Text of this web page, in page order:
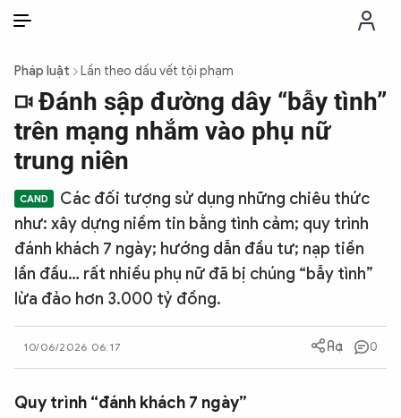
THỜI SỰ
CHỐNG DIỄN BIẾN HÒA BÌNH
CÔNG AN TRONG LÒNG DÂN
XÃ HỘI
CÔNG NGHỆ
Pháp luật Lần theo dấu vết tội phạm
Đánh sập đường dây “bẫy tình”
trên mạng nhắm vào phụ nữ
trung niên
Các đối tượng sử dụng những chiêu thức
như: xây dựng niềm tin bằng tình cảm; quy trình
đánh khách 7 ngày; hướng dẫn đầu tư; nạp tiền
lần đầu… rất nhiều phụ nữ đã bị chúng “bẫy tình”
lừa đảo hơn 3.000 tỷ đồng.
10/06/2026 06:17 0
Quy trình “đánh khách 7 ngày”